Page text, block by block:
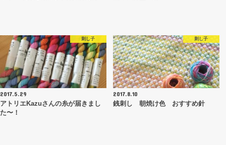
刺し子
2017.5.29
アトリエkazuさんの糸が届きまし
た〜！
刺し子
2017.8.10
銭刺し 朝焼け色 おすすめ針